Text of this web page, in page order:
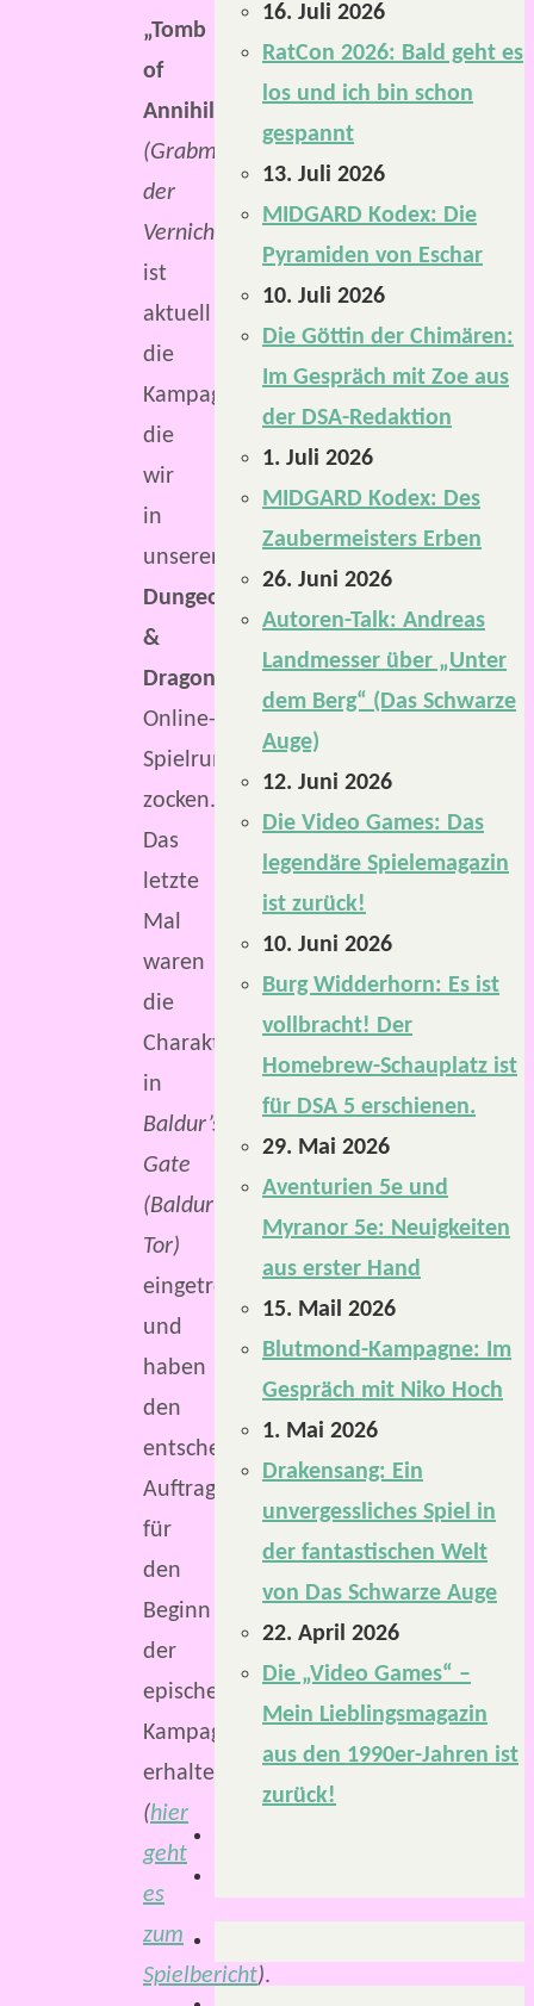
„Tomb
of
Annihilation“
(Grabmal
der
Vernichtung)
ist
aktuell
die
Kampagne,
die
wir
in
unserer
Dungeons
&
Dragons
Online-
Spielrunde
zocken.
Das
letzte
Mal
waren
die
Charaktere
in
Baldur’s
Gate
(Baldur’s
Tor)
eingetroffen
und
haben
den
entscheidenden
Auftrag
für
den
Beginn
der
epischen
Kampagne
erhalten
(hier
geht
es
zum
Spielbericht).
16. Juli 2026
RatCon 2026: Bald geht es
los und ich bin schon
gespannt
13. Juli 2026
MIDGARD Kodex: Die
Pyramiden von Eschar
10. Juli 2026
Die Göttin der Chimären:
Im Gespräch mit Zoe aus
der DSA-Redaktion
1. Juli 2026
MIDGARD Kodex: Des
Zaubermeisters Erben
26. Juni 2026
Autoren-Talk: Andreas
Landmesser über „Unter
dem Berg“ (Das Schwarze
Auge)
12. Juni 2026
Die Video Games: Das
legendäre Spielemagazin
ist zurück!
10. Juni 2026
Burg Widderhorn: Es ist
vollbracht! Der
Homebrew-Schauplatz ist
für DSA 5 erschienen.
29. Mai 2026
Aventurien 5e und
Myranor 5e: Neuigkeiten
aus erster Hand
15. Mail 2026
Blutmond-Kampagne: Im
Gespräch mit Niko Hoch
1. Mai 2026
Drakensang: Ein
unvergessliches Spiel in
der fantastischen Welt
von Das Schwarze Auge
22. April 2026
Die „Video Games“ –
Mein Lieblingsmagazin
aus den 1990er-Jahren ist
zurück!